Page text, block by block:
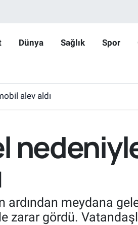
Dünya Sağlık Spor
alev aldı
meydana
zarar gördü.